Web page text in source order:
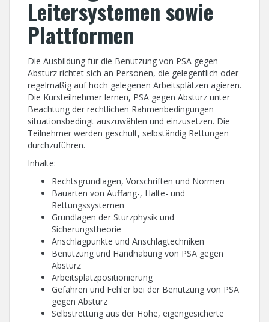
Leitersystemen sowie
Plattformen
Die Ausbildung für die Benutzung von PSA gegen
Absturz richtet sich an Personen, die gelegentlich oder
regelmäßig auf hoch gelegenen Arbeitsplätzen agieren.
Die Kursteilnehmer lernen, PSA gegen Absturz unter
Beachtung der rechtlichen Rahmenbedingungen
situationsbedingt auszuwählen und einzusetzen. Die
Teilnehmer werden geschult, selbständig Rettungen
durchzuführen.
Inhalte:
Rechtsgrundlagen, Vorschriften und Normen
Bauarten von Auffang-, Halte- und
Rettungssystemen
Grundlagen der Sturzphysik und
Sicherungstheorie
Anschlagpunkte und Anschlagtechniken
Benutzung und Handhabung von PSA gegen
Absturz
Arbeitsplatzpositionierung
Gefahren und Fehler bei der Benutzung von PSA
gegen Absturz
Selbstrettung aus der Höhe, eigengesicherte